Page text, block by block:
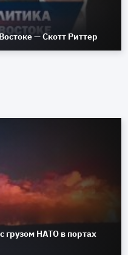
— Скотт Риттер
грузом НАТО в портах